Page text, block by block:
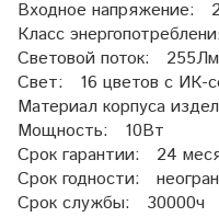
Входное напряжение:
Класс
Световой поток: 255Лм
Свет: 16 цветов с ИК-
Материал корпуса
Мощность: 10Вт
Срок гарантии: 24
Срок годности:
Срок службы: 30000ч